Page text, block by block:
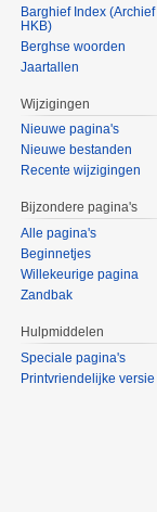
Barghief Index (Archief
HKB)
Berghse woorden
Jaartallen
Wijzigingen
Nieuwe pagina's
Nieuwe bestanden
Recente wijzigingen
Bijzondere pagina's
Alle pagina's
Beginnetjes
Willekeurige pagina
Zandbak
Hulpmiddelen
Speciale pagina's
Printvriendelijke versie